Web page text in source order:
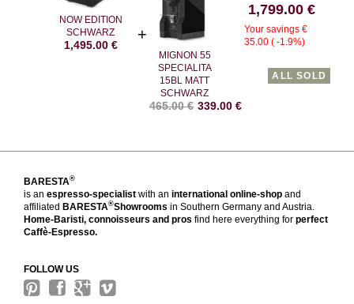
NOW EDITION
SCHWARZ
1,495.00€
MIGNON 55
SPECIALITA
15BL MATT
SCHWARZ
465.00€ 339.00 €
1,799.00€
Your savings €
35.00 ( -1.9%)
ALL SOLD
BARESTA®
is an espresso-specialist with an international online-shop and
affiliated BARESTA®Showrooms in Southern Germany and Austria.
Home-Baristi, connoisseurs and pros find here everything for perfect
Caffè-Espresso.
FOLLOW US